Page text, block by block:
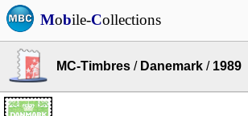
Mobile-Collections
MC-Timbres / Danemark / 1989